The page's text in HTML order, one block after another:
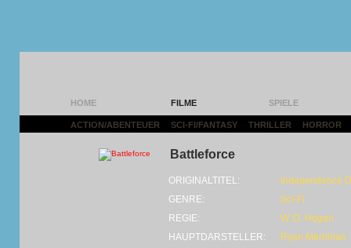
HOME FILME SPIELE
ACTION/ABENTEUER SCI-FI/FANTASY THRILLER HORROR
Battleforce
ORIGINALTITEL:
Independence
GENRE:
Sci-Fi
REGIE:
W. D. Hogan
HAUPTDARSTELLER:
Ryan Merriman